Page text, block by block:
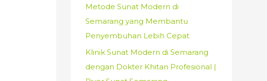
Metode Sunat Modern di
Semarang yang Membantu
Penyembuhan Lebih Cepat
Klinik Sunat Modern di Semarang
dengan Dokter Khitan Profesional |